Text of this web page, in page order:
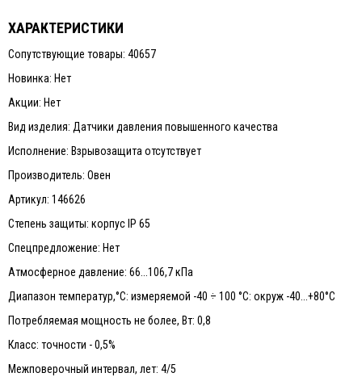
ХАРАКТЕРИСТИКИ
Сопутствующие товары: 40657
Новинка: Нет
Акции: Нет
Вид изделия: Датчики давления повышенного качества
Исполнение: Взрывозащита отсутствует
Производитель: Овен
Артикул: 146626
Степень защиты: корпус IP 65
Спецпредложение: Нет
Атмосферное давление: 66...106,7 кПа
Диапазон температур,°С: измеряемой -40 ÷ 100 °С: окруж -40...+80°С
Потребляемая мощность не более, Вт: 0,8
Класс: точности - 0,5%
Межповерочный интервал, лет: 4/5